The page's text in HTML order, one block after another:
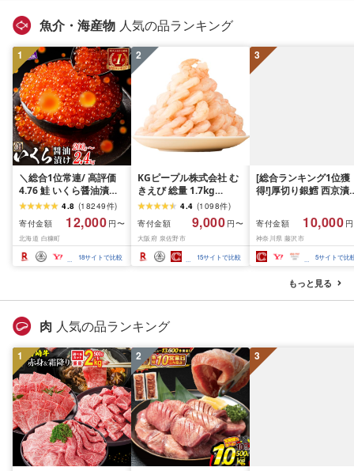
魚介・海産物 人気の品ランキング
1
＼総合1位常連/ 高評価
4.76 鮭 いくら醤油漬け
ふるさと納税 いくら
200g / 400g / 800g /
1.6kg / 2.4kg 200g パッ
ク[選べる容量] 醤油漬け
海鮮 イクラ 小分け ふる
さと ランキング 人気 ギ
4.8 (18249件)
寄付金額
12,000 円〜
北海道 白糠町
18サイトで比較
2
KGピープル株式会社 む
きえび 総量 1.7kg
(850g×2P) 特大 5Lサイ
ズ バナメイエビ バラ凍
結 下処理不要 サイズ不
揃い 訳あり
4.4 (1098件)
寄付金額
9,000 円〜
大阪府 泉佐野市
15サイトで比較
3
[総合ランキング1位獲
得!]厚切り銀鱈 西京漬
約 1,000g (約 100g ×
切) 西京味噌 西京みそ
噌漬け みそ 味噌 鮮魚
介 銀だら 銀ダラ ギン
ラ ぎんだら 鱈 タラ 魚
西京焼き 西京漬 西京
き 冷凍 厳選 鮮魚 漬け
漬魚 新鮮 小分け 人気
南 藤沢
寄付金額 10,000
神奈川県 藤沢市
5サイトで比
もっと見る
肉 人気の品ランキング
1 2 3